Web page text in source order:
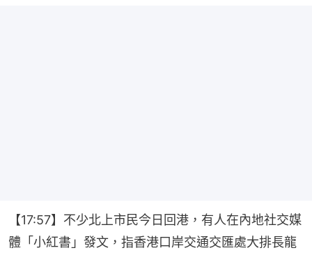
【17:57】不少北上市民今日回港，有人在內地社交媒
體「小紅書」發文，指香港口岸交通交匯處大排長龍